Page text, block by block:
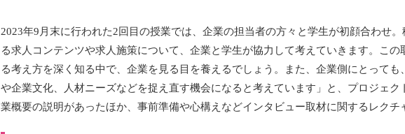
2023年9月末に行われた2回目の授業では、企業の担当者の方々と学生が初顔合わせ
る求人コンテンツや求人施策について、企業と学生が協力して考えていきます。こ
る考え方を深く知る中で、企業を見る目を養えるでしょう。また、企業側にとって
や企業文化、人材ニーズなどを捉え直す機会になると考えています」と、プロジェ
業概要の説明があったほか、事前準備や心構えなどインタビュー取材に関するレクチ